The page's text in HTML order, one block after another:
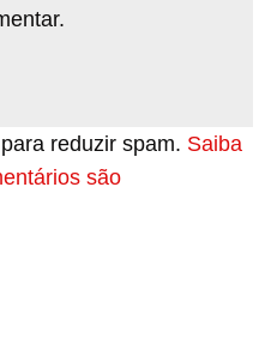
reduzir spam. Saiba
são